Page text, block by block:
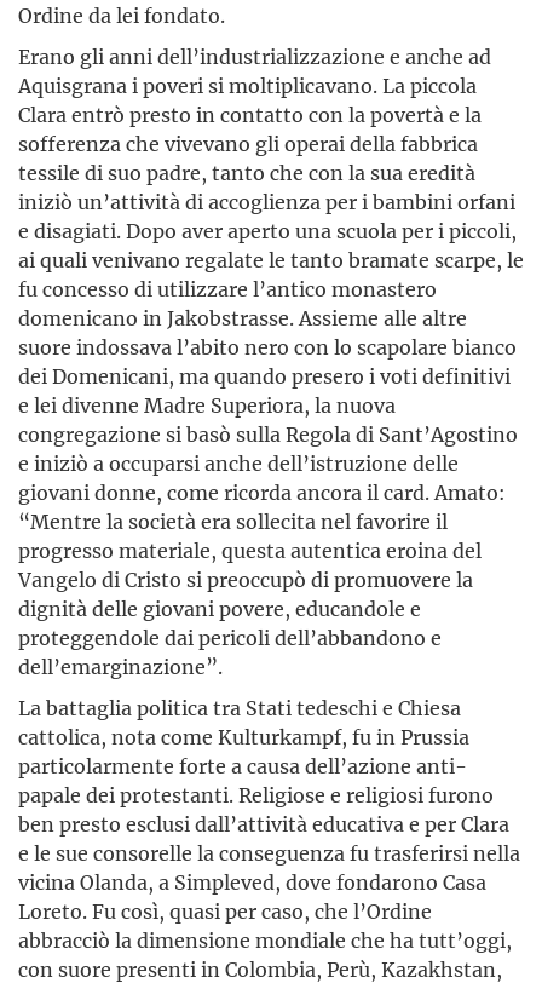
Ordine da lei fondato.
Erano gli anni dell’industrializzazione e anche ad
Aquisgrana i poveri si moltiplicavano. La piccola
Clara entrò presto in contatto con la povertà e la
sofferenza che vivevano gli operai della fabbrica
tessile di suo padre, tanto che con la sua eredità
iniziò un’attività di accoglienza per i bambini orfani
e disagiati. Dopo aver aperto una scuola per i piccoli,
ai quali venivano regalate le tanto bramate scarpe, le
fu concesso di utilizzare l’antico monastero
domenicano in Jakobstrasse. Assieme alle altre
suore indossava l’abito nero con lo scapolare bianco
dei Domenicani, ma quando presero i voti definitivi
e lei divenne Madre Superiora, la nuova
congregazione si basò sulla Regola di Sant’Agostino
e iniziò a occuparsi anche dell’istruzione delle
giovani donne, come ricorda ancora il card. Amato:
“Mentre la società era sollecita nel favorire il
progresso materiale, questa autentica eroina del
Vangelo di Cristo si preoccupò di promuovere la
dignità delle giovani povere, educandole e
proteggendole dai pericoli dell’abbandono e
dell’emarginazione”.
La battaglia politica tra Stati tedeschi e Chiesa
cattolica, nota come Kulturkampf, fu in Prussia
particolarmente forte a causa dell’azione anti-
papale dei protestanti. Religiose e religiosi furono
ben presto esclusi dall’attività educativa e per Clara
e le sue consorelle la conseguenza fu trasferirsi nella
vicina Olanda, a Simpleved, dove fondarono Casa
Loreto. Fu così, quasi per caso, che l’Ordine
abbracciò la dimensione mondiale che ha tutt’oggi,
con suore presenti in Colombia, Perù, Kazakhstan,